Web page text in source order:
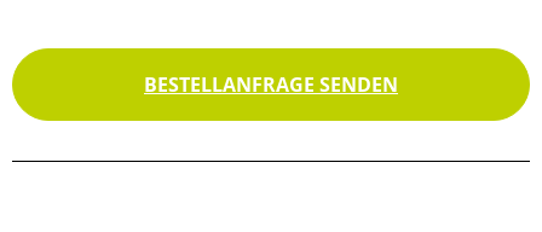
BESTELLANFRAGE SENDEN